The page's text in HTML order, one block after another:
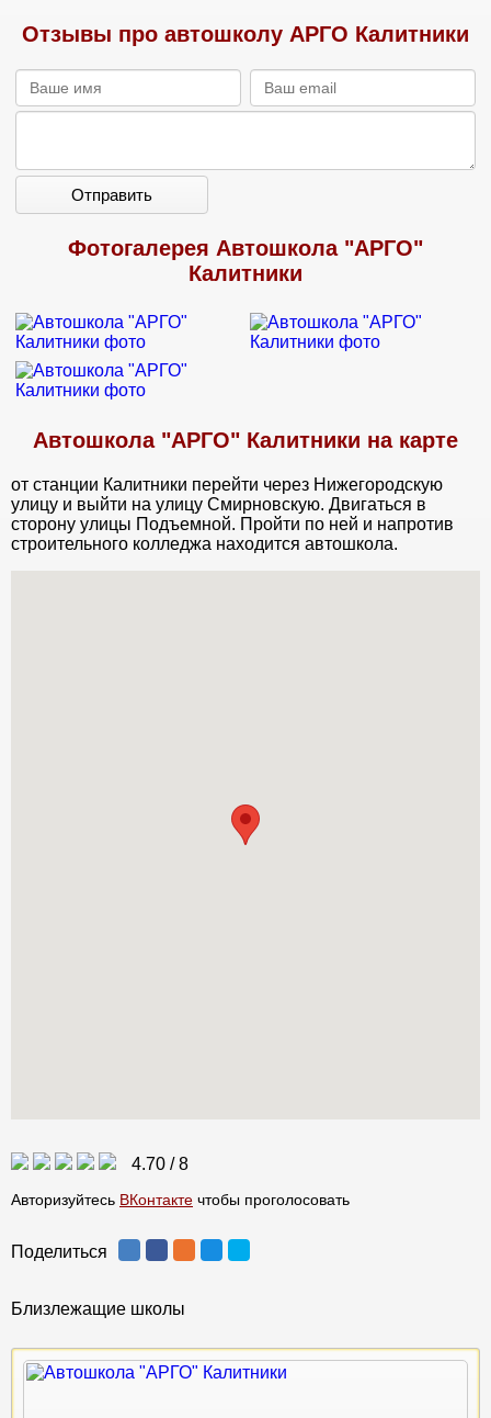
Отзывы про автошколу АРГО Калитники
Отправить
Фотогалерея Автошкола "АРГО"
Калитники
Автошкола "АРГО" Калитники на карте
от станции Калитники перейти через Нижегородскую
улицу и выйти на улицу Смирновскую. Двигаться в
сторону улицы Подъемной. Пройти по ней и напротив
строительного колледжа находится автошкола.
4.70 /8
Авторизуйтесь ВКонтакте чтобы проголосовать
Поделиться
Близлежащие школы